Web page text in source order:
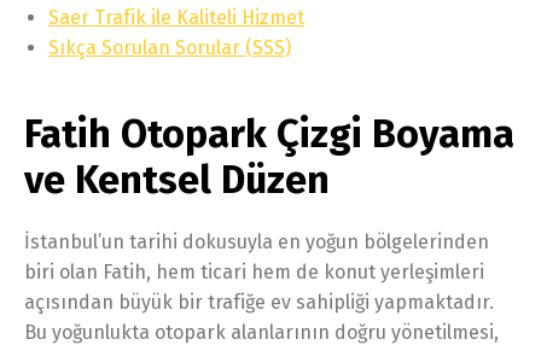
Saer Trafik ile Kaliteli Hizmet
Sıkça Sorulan Sorular (SSS)
Fatih Otopark Çizgi Boyama
ve Kentsel Düzen
İstanbul’un tarihi dokusuyla en yoğun bölgelerinden
biri olan Fatih, hem ticari hem de konut yerleşimleri
açısından büyük bir trafiğe ev sahipliği yapmaktadır.
Bu yoğunlukta otopark alanlarının doğru yönetilmesi,